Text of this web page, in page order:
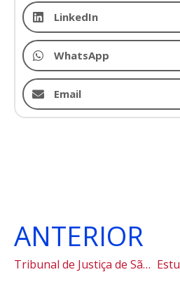
LinkedIn
WhatsApp
Email
ANTERIOR
Tribunal de Justiça de São Paulo e Liceu de Artes e Ofícios de São Paulo: 150 anos de histórias interligadas.